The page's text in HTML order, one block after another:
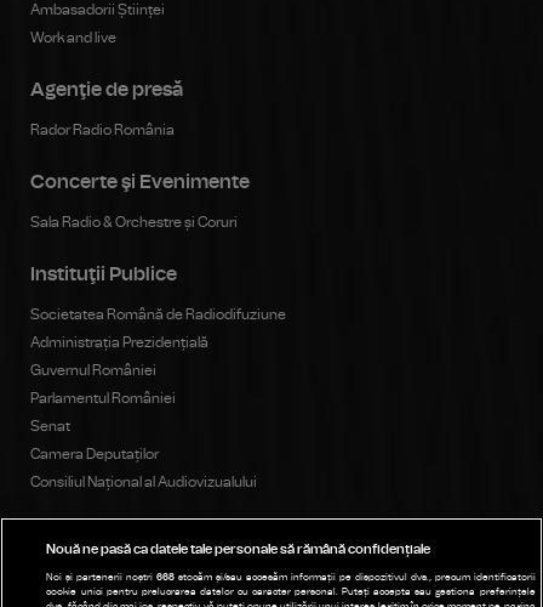
Ambasadorii Științei
Work and live
Agenţie de presă
Rador Radio România
Concerte şi Evenimente
Sala Radio & Orchestre și Coruri
Instituţii Publice
Societatea Română de Radiodifuziune
Administrația Prezidențială
Guvernul României
Parlamentul României
Senat
Camera Deputaților
Consiliul Național al Audiovizualului
Parteneri
Nouă ne pasă ca datele tale personale să rămână confidențiale
Noi și partenerii noștri668 stocăm și/sau accesăm informații pe dispozitivul dvs., precum identificatorii
cookie unici pentru prelucrarea datelor cu caracter personal. Puteți accepta sau gestiona preferințele